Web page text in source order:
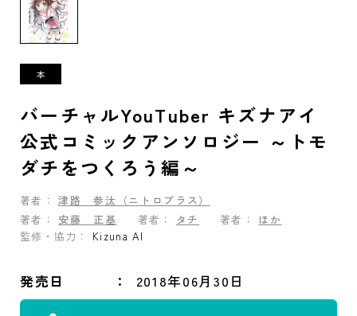
バーチャルYouTuber キズナアイ
公式コミックアンソロジー ～トモ
ダチをつくろう編～
著者： 津路 参汰（ニトロプラス）
著者：
安藤 正基 著者： タチ 著者：
ほか
監修・協力：
Kizuna AI
発売日 2018年06月30日